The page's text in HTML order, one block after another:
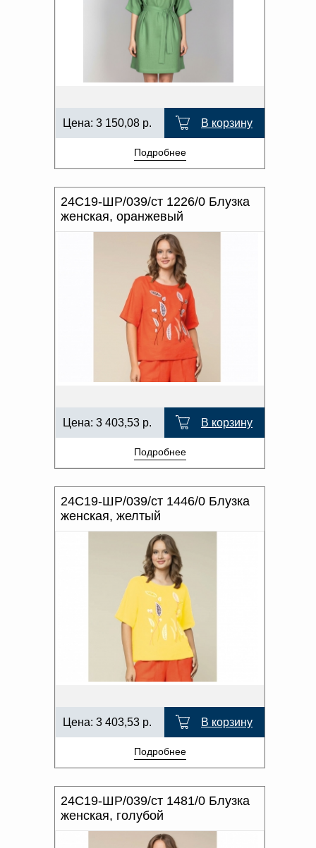
Цена: 3 150,08 р. В корзину
Подробнее
24С19-ШР/039/ст 1226/0 Блузка
женская, оранжевый
Цена: 3 403,53 р. В корзину
Подробнее
24С19-ШР/039/ст 1446/0 Блузка
женская, желтый
Цена: 3 403,53 р. В корзину
Подробнее
24С19-ШР/039/ст 1481/0 Блузка
женская, голубой